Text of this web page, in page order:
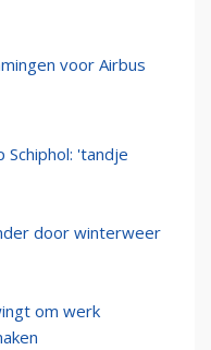
voor Airbus
'tandje
door winterweer
om werk